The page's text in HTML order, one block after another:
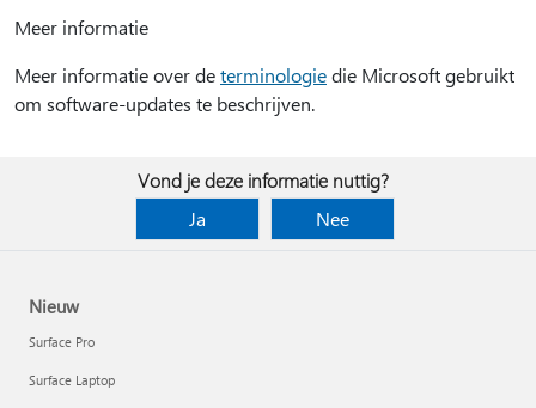
Meer informatie
Meer informatie over determinologiedie Microsoft gebruikt
om software-updates te beschrijven.
Vond je deze informatie nuttig?
Ja
Nee
Nieuw
Surface Pro
Surface Laptop